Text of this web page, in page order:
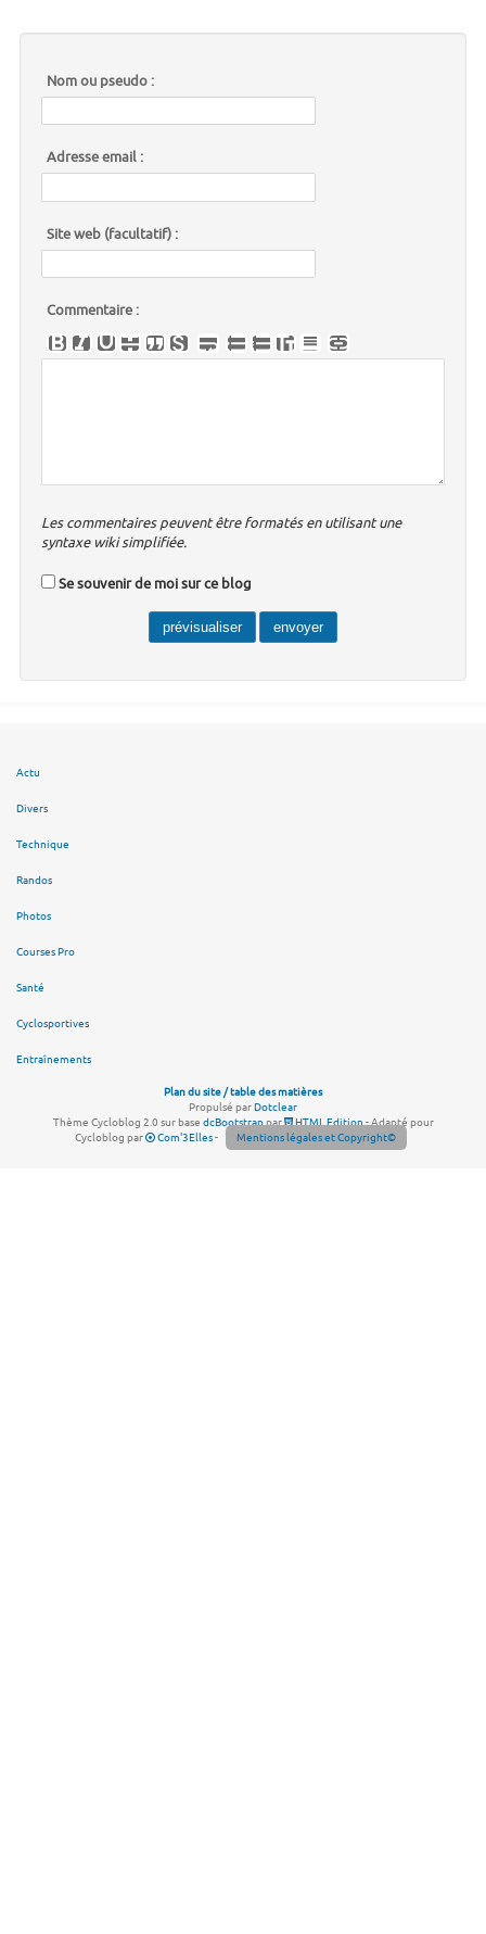
Nom ou pseudo :
Adresse email :
Site web (facultatif) :
Commentaire :
Les commentaires peuvent être formatés en utilisant une
syntaxe wiki simplifiée.
Se souvenir de moi sur ce blog
Actu
Divers
Technique
Randos
Photos
Courses Pro
Santé
Cyclosportives
Entraînements
Plan du site / table des matières
Propulsé parDotclear
Thème Cycloblog 2.0 sur base dcBootstrappar HTML Edition- Adapté pour
Cycloblog par
Com'3Elles- Mentions légales et Copyright©